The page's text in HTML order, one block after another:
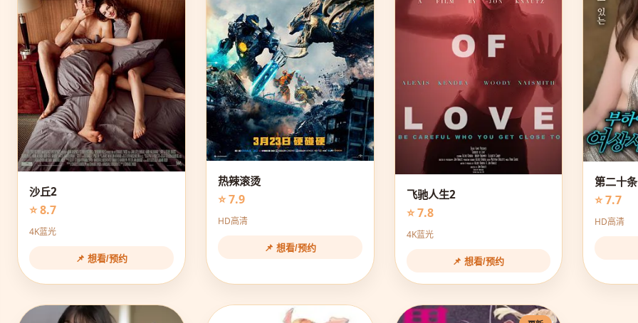
沙丘2
⭐ 8.7
4K蓝光
📌 想看/预约
热辣滚烫
⭐ 7.9
HD高清
📌 想看/预约
飞驰人生2
⭐ 7.8
4K蓝光
📌 想看/预约
第二十条
⭐ 7.7
HD高清